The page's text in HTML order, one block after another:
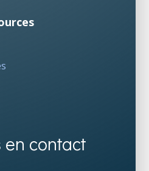
en contact